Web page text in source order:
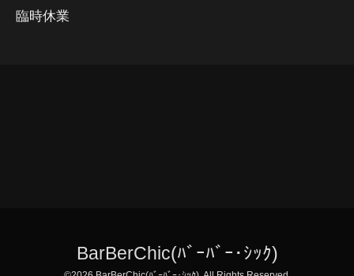
臨時休業
BarBerChic(ﾊﾞｰﾊﾞｰ･ｼｯｸ)